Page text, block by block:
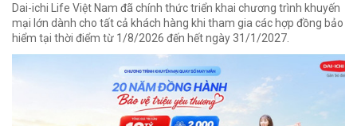
Dai-ichi Life Việt Nam đã chính thức triển khai chương trình khuyến
mại lớn dành cho tất cả khách hàng khi tham gia các hợp đồng bảo
hiểm tại thời điểm từ 1/8/2026 đến hết ngày 31/1/2027.